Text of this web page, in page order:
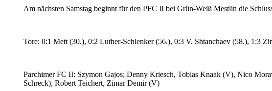
Am nächsten Samstag beginnt für den PFC II bei Grün-Weiß Mestlin die
Tore: 0:1 Mett (30.), 0:2 Luther-Schlenker (56.), 0:3 V. Shtanchaev (58.), 1:3
Parchimer FC II: Szymon Gajos; Denny Kriesch, Tobias Knaak (V), Nico
Schreck), Robert Teichert, Zimar Demir (V)